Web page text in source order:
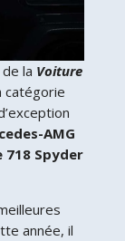
la Voiture
catégorie
AMG
718 Spyder
année, il